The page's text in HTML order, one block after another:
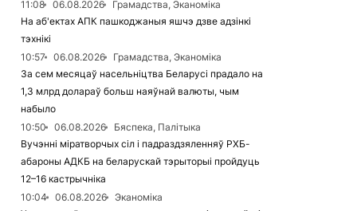
11:08 06.08.2026
Грамадства, Эканоміка
На аб'ектах АПК пашкоджаныя яшчэ дзве адзінкі
тэхнікі
10:57
06.08.2026
Грамадства, Эканоміка
За сем месяцаў насельніцтва Беларусі прадало на
1,3 млрд долараў больш наяўнай валюты, чым
набыло
10:50
06.08.2026
Бяспека, Палітыка
Вучэнні міратворчых сіл і падраздзяленняў РХБ-
абароны АДКБ на беларускай тэрыторыі пройдуць
12–16 кастрычніка
10:04
06.08.2026
Эканоміка